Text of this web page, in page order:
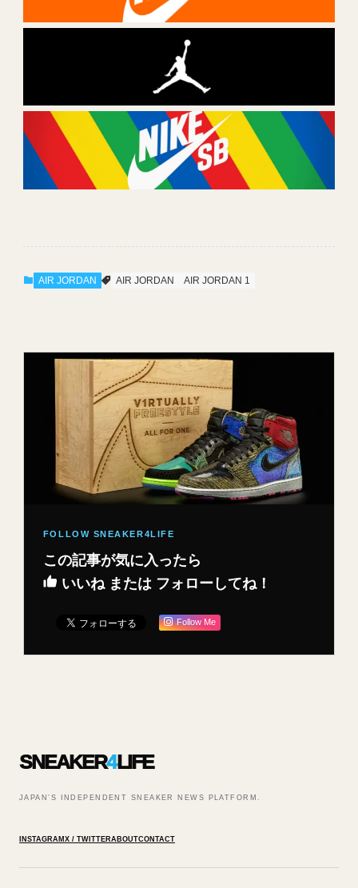
AIR JORDAN AIR JORDAN AIR JORDAN 1
この記事が気に入ったら
いいね または フォローしてね！
Follow Me
SNEAKER4LIFE
JAPAN’S INDEPENDENT SNEAKER NEWS PLATFORM.
INSTAGRAM X / TWITTERABOUTCONTACT